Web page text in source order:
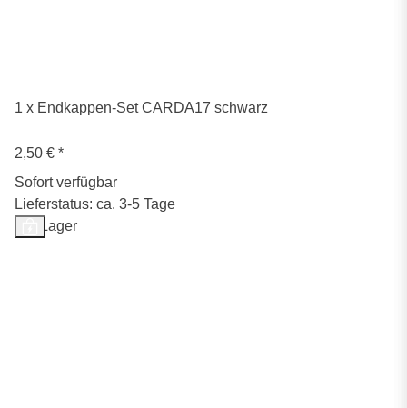
1 x Endkappen-Set CARDA17 schwarz
2,50 € *
Sofort verfügbar
Lieferstatus: ca. 3-5 Tage
Auf Lager